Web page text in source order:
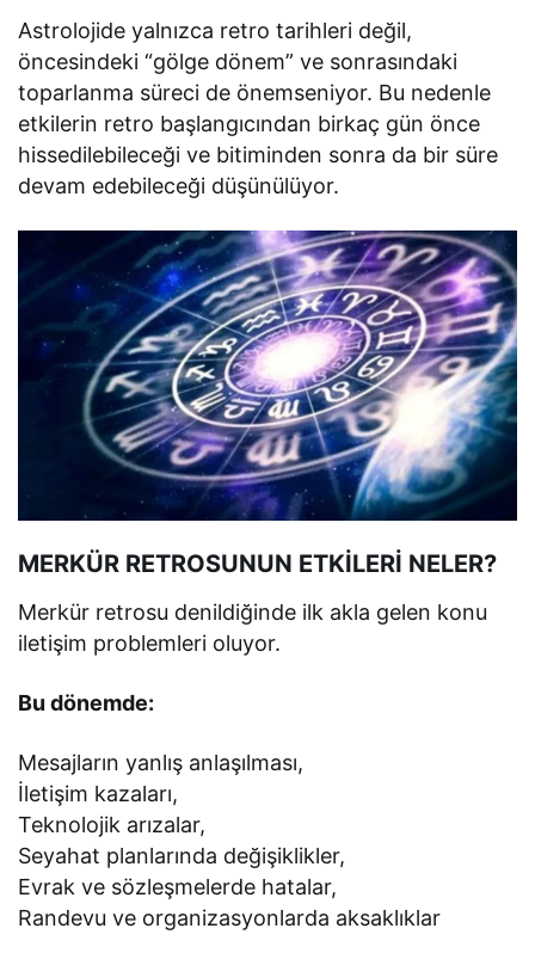
Astrolojide yalnızca retro tarihleri değil,
öncesindeki “gölge dönem” ve sonrasındaki
toparlanma süreci de önemseniyor. Bu nedenle
etkilerin retro başlangıcından birkaç gün önce
hissedilebileceği ve bitiminden sonra da bir süre
devam edebileceği düşünülüyor.
MERKÜR RETROSUNUN ETKİLERİ NELER?
Merkür retrosu denildiğinde ilk akla gelen konu
iletişim problemleri oluyor.
Bu dönemde:
Mesajların yanlış anlaşılması,
İletişim kazaları,
Teknolojik arızalar,
Seyahat planlarında değişiklikler,
Evrak ve sözleşmelerde hatalar,
Randevu ve organizasyonlarda aksaklıklar